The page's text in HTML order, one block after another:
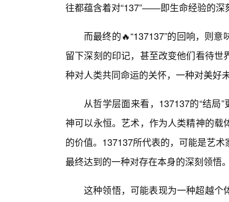
往都蕴含着对“137”——即生命经验的
而最终的🔥“137137”的回响，则
留下深刻的印记，甚至改变他们看待
种对人类共同命运的关怀，一种对美好
从哲学层面来看，137137的“结局
神可以永恒。艺术，作为人类精神的
的价值。137137所代表的，可能是艺
最终达到的一种对存在本身的深刻领悟
这种领悟，可能表现为一种超越个